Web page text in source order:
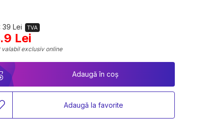
39 Lei TVA
Lei
valabil exclusiv online
Adaugă în coș
Adaugă la favorite